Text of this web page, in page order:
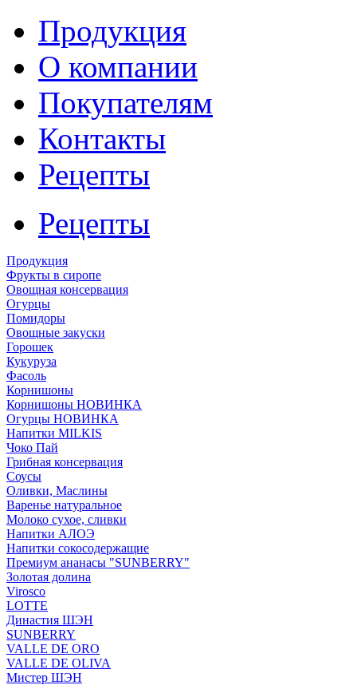
Продукция
О компании
Покупателям
Контакты
Рецепты
Рецепты
Продукция
Фрукты в сиропе
Овощная консервация
Огурцы
Помидоры
Овощные закуски
Горошек
Кукуруза
Фасоль
Корнишоны
Корнишоны НОВИНКА
Огурцы НОВИНКА
Напитки MILKIS
Чоко Пай
Грибная консервация
Соусы
Оливки, Маслины
Варенье натуральное
Молоко сухое, сливки
Напитки АЛОЭ
Напитки сокосодержащие
Премиум ананасы "SUNBERRY"
Золотая долина
Virosco
LOTTE
Династия ШЭН
SUNBERRY
VALLE DE ORO
VALLE DE OLIVA
Мистер ШЭН